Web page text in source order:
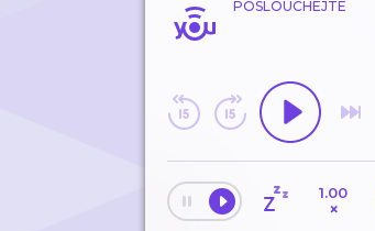
POSLOUCHEJTE
1.00
×